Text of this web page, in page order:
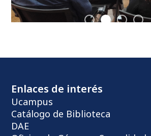
Enlaces de interés
Ucampus
Catálogo de Biblioteca
DAE